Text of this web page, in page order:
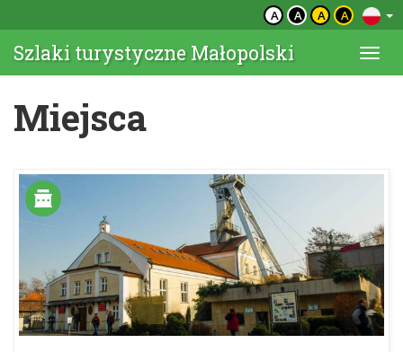
A A A A
Szlaki turystyczne Małopolski
Miejsca